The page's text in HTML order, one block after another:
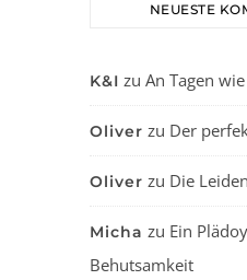
NEUESTE
K&I zu An Tagen
Oliver zu Der
Oliver zu Die
Micha zu Ein
Behutsamkeit